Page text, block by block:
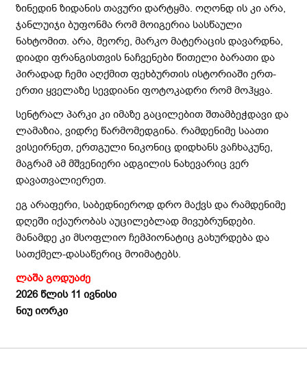
ზინედინ ზიდანის თავური დარტყმა. ოღონდ ის კი არა,
ჯანლუიჯი ბუფონმა რომ მოიგერია სასწაული
ნახტომით. არა, მეორე, მარკო მატერაცის დავარდნა,
დიადი ფრანგისთვის ნაჩვენები წითელი ბარათი და
პირადად ჩემი აღქმით ფეხბურთის ისტორიაში ერთ-
ერთი ყველაზე სევდიანი ფოტოკადრი რომ მოჰყვა.
სენტრალ პარკი კი იმაზე გაცილებით შთამბეჭდავი და
ლამაზია, ვიდრე წარმომედგინა. რამდენიმე საათი
ვისეირნეთ, ერთგული ნიკონიც დიდხანს ვაჩხაკუნე,
მაგრამ ამ მშვენიერი ადგილის ნახევარიც ვერ
დავათვალიერეთ.
ეგ არაფერი, საბედნიეროდ დრო მაქვს და რამდენიმე
დღეში იქაურობას აუცილებლად მივუბრუნდები.
მანამდე კი მსოფლიო ჩემპიონატიც გახურდება და
სათქმელ-დასაწერიც მოიმატებს.
ლაშა გოდუაძე
2026 წლის 11 ივნისი
ნიუ იორკი